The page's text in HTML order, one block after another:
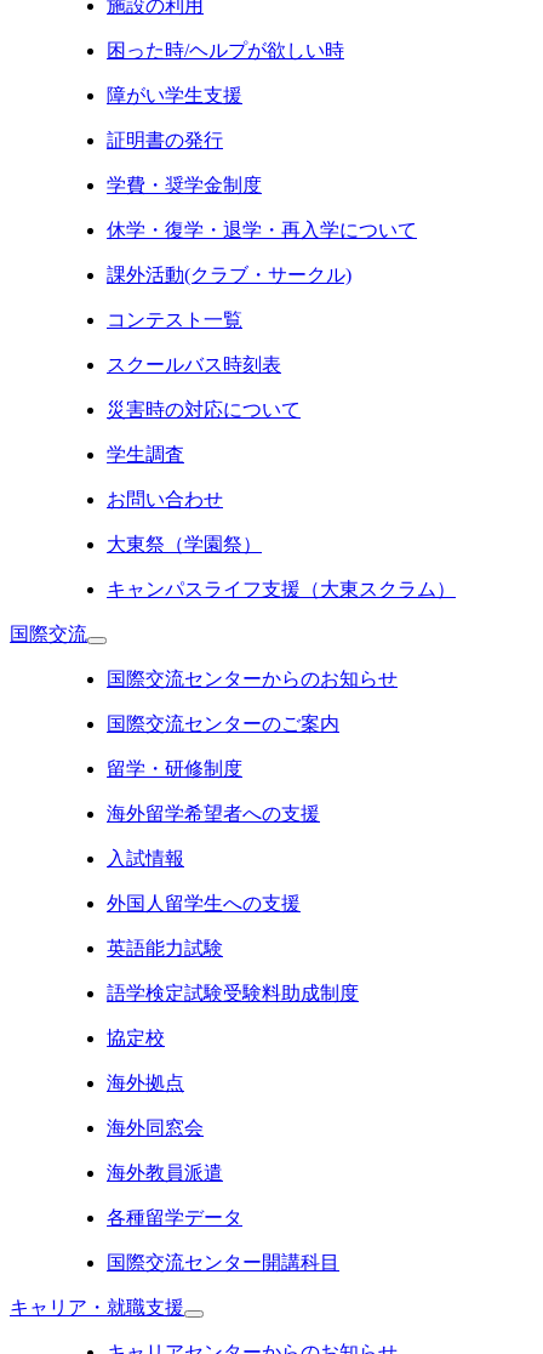
施設の利用
困った時/ヘルプが欲しい時
障がい学生支援
証明書の発行
学費・奨学金制度
休学・復学・退学・再入学について
課外活動(クラブ・サークル)
コンテスト一覧
スクールバス時刻表
災害時の対応について
学生調査
お問い合わせ
大東祭（学園祭）
キャンパスライフ支援（大東スクラム）
国際交流
国際交流センターからのお知らせ
国際交流センターのご案内
留学・研修制度
海外留学希望者への支援
入試情報
外国人留学生への支援
英語能力試験
語学検定試験受験料助成制度
協定校
海外拠点
海外同窓会
海外教員派遣
各種留学データ
国際交流センター開講科目
キャリア・就職支援